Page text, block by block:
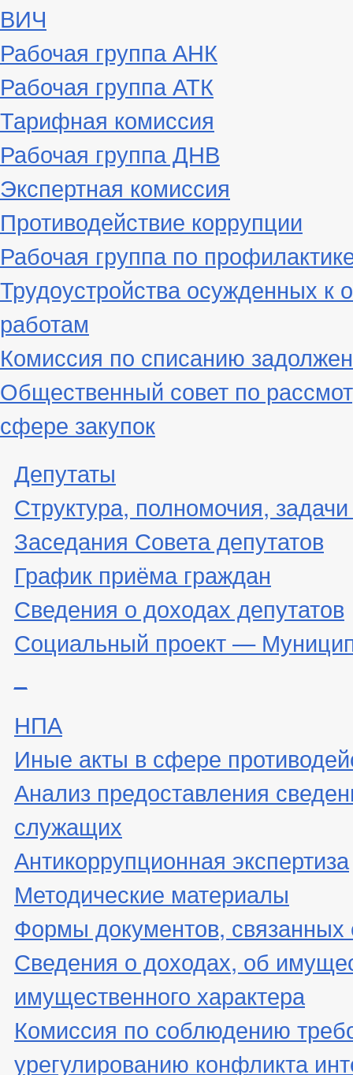
ВИЧ
Рабочая группа АНК
Рабочая группа АТК
Тарифная комиссия
Рабочая группа ДНВ
Экспертная комиссия
Противодействие коррупции
Рабочая группа по
Трудоустройства осужденных
работам
Комиссия по списанию
Общественный совет по
сфере закупок
Депутаты
Структура, полномочия,
Заседания Совета депутатов
График приёма граждан
Сведения о доходах депутатов
Социальный проект —
НПА
Иные акты в сфере
Анализ предоставления
служащих
Антикоррупционная экспертиза
Методические материалы
Формы документов, связанных
Сведения о доходах, об
имущественного характера
Комиссия по соблюдению
урегулированию конфликта